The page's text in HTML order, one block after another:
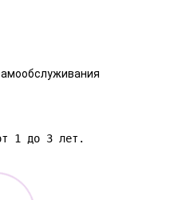
1 до 3 лет.